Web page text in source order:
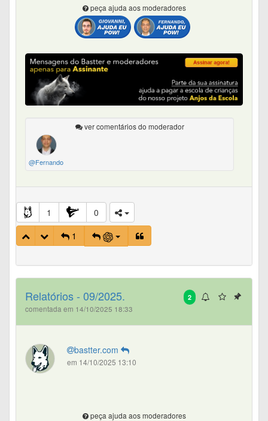
peça ajuda aos moderadores
ver comentários do moderador
@Fernando
1
0
1
2
Relatórios - 09/2025.
comentada em 14/10/2025 18:33
bastter.com
em 14/10/2025 13:10
peça ajuda aos moderadores